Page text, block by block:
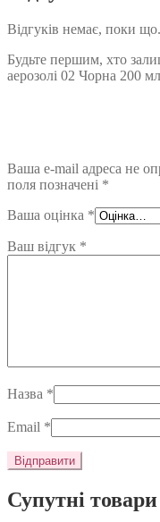
Відгуків немає, поки що.
Будьте першим, хто
аерозолі 02 Чорна 200
Ваша e-mail адреса не
поля позначені *
Ваша оцінка *
Ваш відгук *
Назва *
Email *
Супутні товари